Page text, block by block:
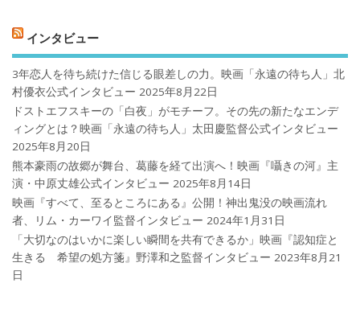
インタビュー
3年恋人を待ち続けた信じる眼差しの力。映画「永遠の待ち人」北
村優衣公式インタビュー 2025年8月22日
ドストエフスキーの「白夜」がモチーフ。その先の新たなエンデ
ィングとは？映画「永遠の待ち人」太田慶監督公式インタビュー
2025年8月20日
熊本豪雨の故郷が舞台、葛藤を経て出演へ！映画『囁きの河』主
演・中原丈雄公式インタビュー 2025年8月14日
映画『すべて、至るところにある』公開！神出鬼没の映画流れ
者、リム・カーワイ監督インタビュー 2024年1月31日
「大切なのはいかに楽しい瞬間を共有できるか」映画『認知症と
生きる 希望の処方箋』野澤和之監督インタビュー 2023年8月21
日